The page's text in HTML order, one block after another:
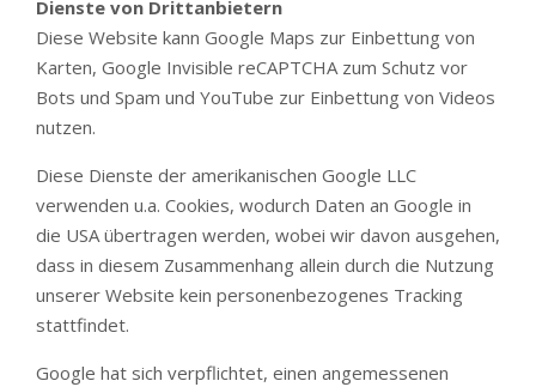
Dienste von Drittanbietern
Diese Website kann Google Maps zur Einbettung von
Karten, Google Invisible reCAPTCHA zum Schutz vor
Bots und Spam und YouTube zur Einbettung von Videos
nutzen.
Diese Dienste der amerikanischen Google LLC
verwenden u.a. Cookies, wodurch Daten an Google in
die USA übertragen werden, wobei wir davon ausgehen,
dass in diesem Zusammenhang allein durch die Nutzung
unserer Website kein personenbezogenes Tracking
stattfindet.
Google hat sich verpflichtet, einen angemessenen